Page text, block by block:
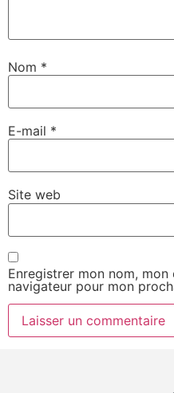
Nom *
E-mail *
Site web
Enregistrer mon nom,
navigateur pour mon